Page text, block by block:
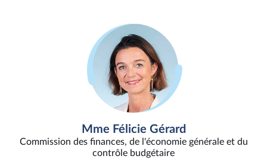
Mme Félicie Gérard
Commission des finances, de l'économie générale et du
contrôle budgétaire